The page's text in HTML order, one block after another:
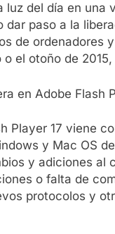
luz del día en
dar paso a la
de ordenadores
el otoño de
en Adobe Flash
Player 17 viene
y Mac OS
y adiciones
o falta de
protocolos y